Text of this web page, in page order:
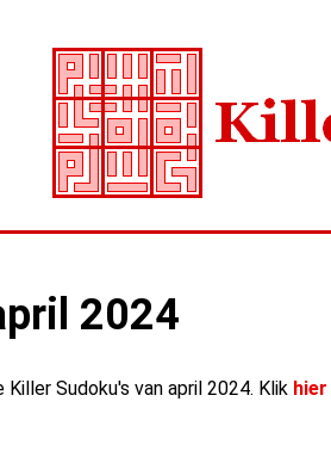
2024
Killer Sudoku's van april 2024. Klik hier